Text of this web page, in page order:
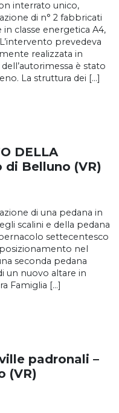
interrato unico,
di n° 2 fabbricati
classe energetica A4,
prevedeva
realizzata in
è stato
La struttura dei […]
DELLA
di Belluno (VR)
di una pedana in
scalini e della pedana
settecentesco
nel
seconda pedana
un nuovo altare in
Famiglia […]
padronali –
(VR)